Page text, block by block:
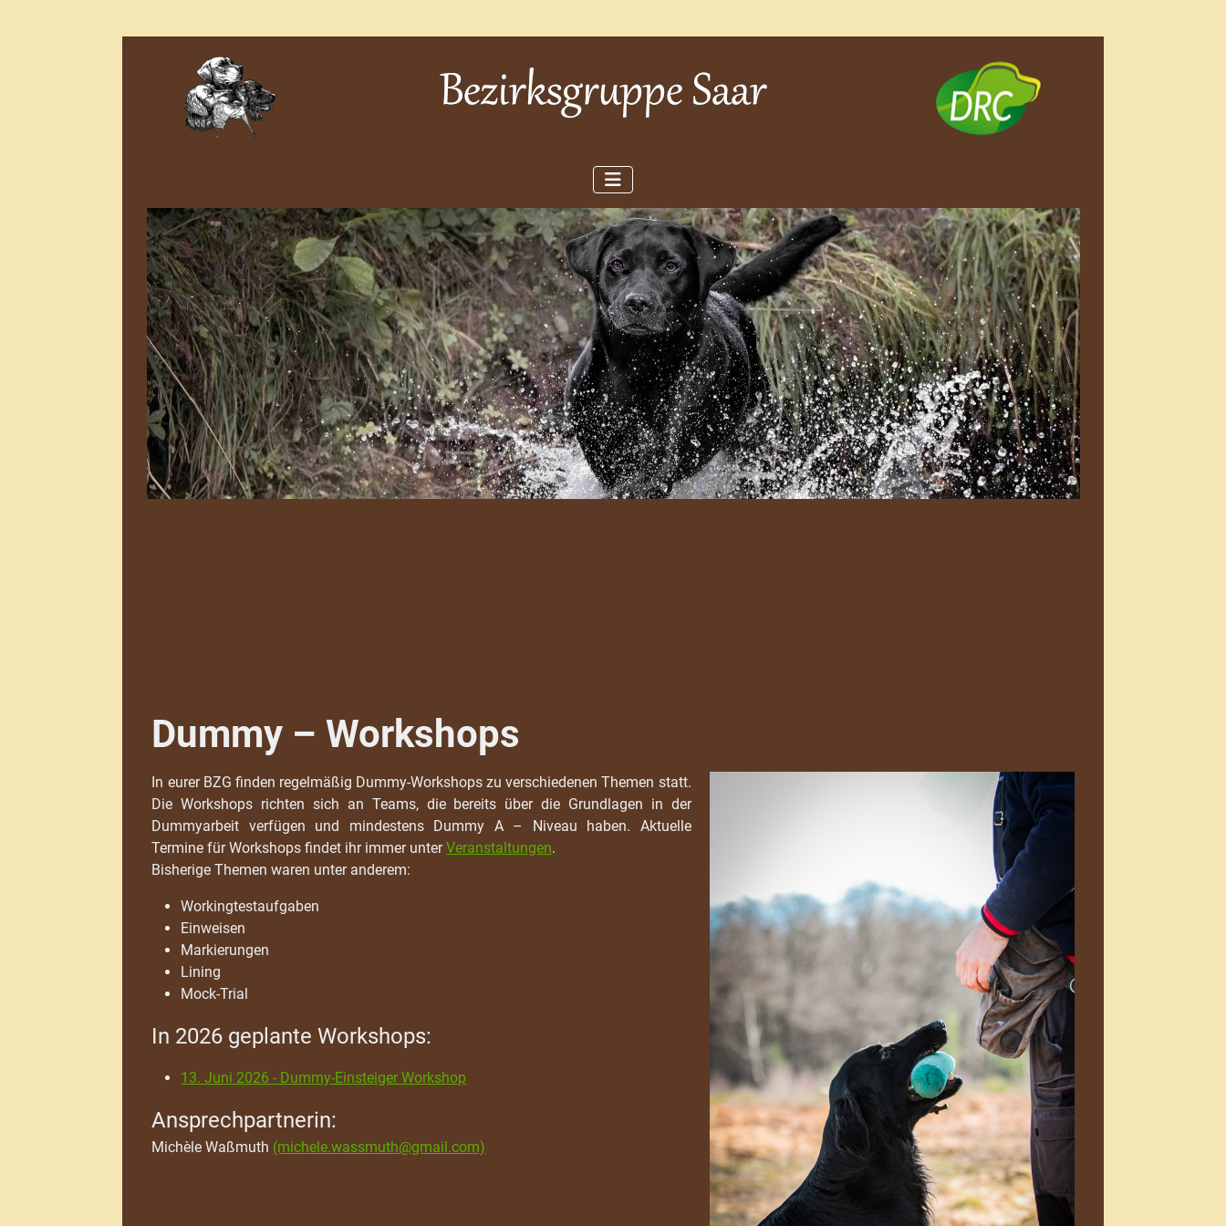
Dummy – Workshops
In eurer BZG finden regelmäßig Dummy-Workshops zu verschiedenen Themen statt.
Die Workshops richten sich an Teams, die bereits über die Grundlagen in der
Dummyarbeit verfügen und mindestens Dummy A – Niveau haben. Aktuelle
Termine für Workshops findet ihr immer unterVeranstaltungen.
Bisherige Themen waren unter anderem:
Workingtestaufgaben
Einweisen
Markierungen
Lining
Mock-Trial
In 2026 geplante Workshops:
13. Juni 2026 - Dummy-Einsteiger Workshop
Ansprechpartnerin:
Michèle Waßmuth (michele.wassmuth@gmail.com)